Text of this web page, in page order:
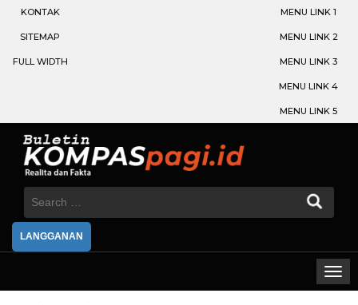
KONTAK
SITEMAP
FULL WIDTH
MENU LINK 1
MENU LINK 2
MENU LINK 3
MENU LINK 4
MENU LINK 5
Search
LANGGANAN